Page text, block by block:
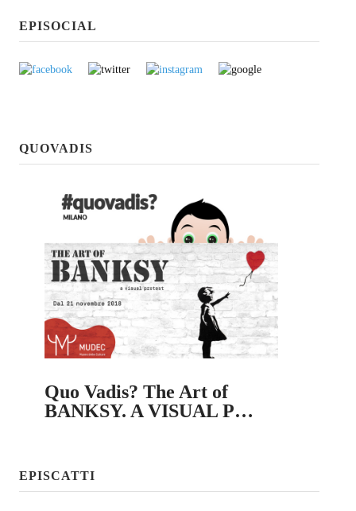
EPISOCIAL
QUOVADIS
Quo Vadis? The Art of
BANKSY. A VISUAL P…
EPISCATTI